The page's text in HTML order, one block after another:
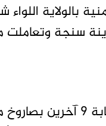
بالولاية
سنجة وتعاملت
كشفت شبكة أطباء السودان عن مقتل 10